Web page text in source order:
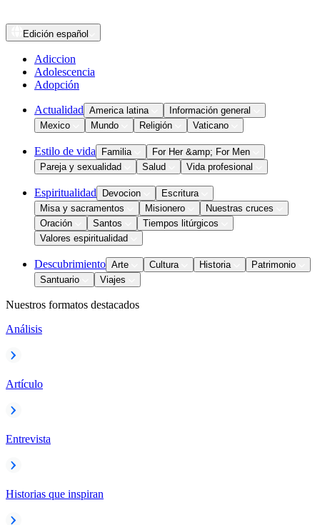
Edición español
Adiccion
Adolescencia
Adopción
Actualidad America latina
Información general
Mexico
Mundo Religión Vaticano
Estilo de vida Familia
For Her &amp; For Men
Pareja y sexualidad
Salud Vida profesional
Espiritualidad Devocion
Escritura
Misa y sacramentos
Misionero
Nuestras cruces
Oración
Santos
Tiempos litúrgicos
Valores espiritualidad
Descubrimiento Arte Cultura Historia
Patrimonio
Santuario
Viajes
Nuestros formatos destacados
Análisis
Artículo
Entrevista
Historias que inspiran